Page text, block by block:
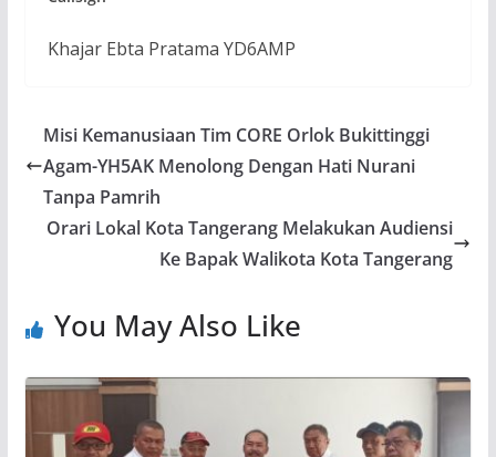
Khajar Ebta Pratama YD6AMP
Misi Kemanusiaan Tim CORE Orlok Bukittinggi
Agam-YH5AK Menolong Dengan Hati Nurani
Tanpa Pamrih
Orari Lokal Kota Tangerang Melakukan Audiensi
Ke Bapak Walikota Kota Tangerang
You May Also Like